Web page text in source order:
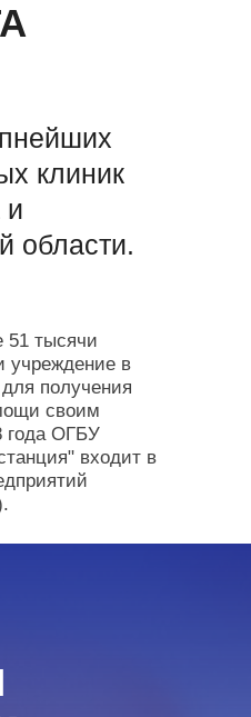
клиник
и
области.
51 тысячи
учреждение в
получения
своим
года ОГБУ
входит в